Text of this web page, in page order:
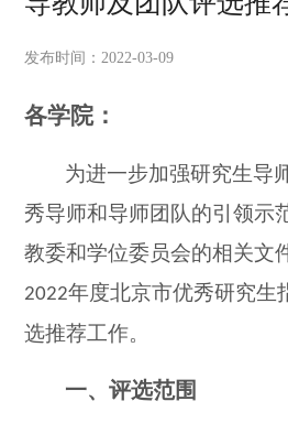
发布时间：2022-03-09
各学院：
为进一步加强研究生导
秀导师和导师团队的引领示
教委和学位委员会的相关文
2022年度北京市优秀研究生
选推荐工作。
一、 评选范围